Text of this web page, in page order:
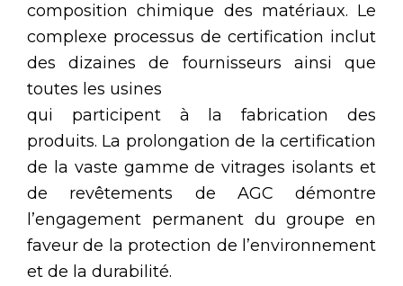
composition chimique des matériaux. Le
complexe processus de certification inclut
des dizaines de fournisseurs ainsi que
toutes les usines
qui participent à la fabrication des
produits. La prolongation de la certification
de la vaste gamme de vitrages isolants et
de revêtements de AGC démontre
l’engagement permanent du groupe en
faveur de la protection de l’environnement
et de la durabilité.